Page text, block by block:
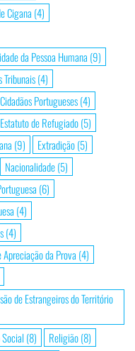
Cigana (4)
da Pessoa Humana (9)
Tribunais(4)
Portugueses(4)
Estatuto de Refugiado(5)
(9) Extradição(5)
Nacionalidade(5)
(6)
(4)
(4)
da Prova (4)
de Estrangeiros do Território
(8) Religião(8)